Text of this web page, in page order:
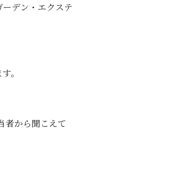
デン・エクステ
。
者から聞こえて